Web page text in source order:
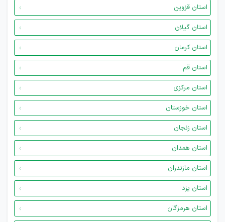
استان قزوین
استان گیلان
استان کرمان
استان قم
استان مرکزی
استان خوزستان
استان زنجان
استان همدان
استان مازندران
استان یزد
استان هرمزگان